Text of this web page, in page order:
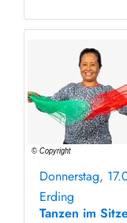
Donnerstag,
Erding
Tanzen im